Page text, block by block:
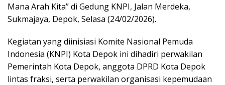
Mana Arah Kita” di Gedung KNPI, Jalan Merdeka,
Sukmajaya, Depok, Selasa (24/02/2026).
Kegiatan yang diinisiasi Komite Nasional Pemuda
Indonesia (KNPI) Kota Depok ini dihadiri perwakilan
Pemerintah Kota Depok, anggota DPRD Kota Depok
lintas fraksi, serta perwakilan organisasi kepemudaan